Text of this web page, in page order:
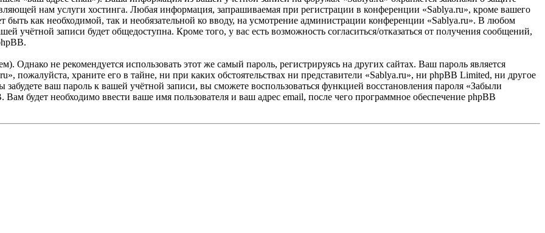
нам услуги хостинга. Любая информация, запрашиваемая при регистрации в конференции «Sablya.ru», кроме вашего
быть как необходимой, так и необязательной ко вводу, на усмотрение администрации конференции «Sablya.ru». В любом
учётной записи будет общедоступна. Кроме того, у вас есть возможность согласиться/отказаться от получения сообщений,
не рекомендуется использовать этот же самый пароль, регистрируясь на других сайтах. Ваш пароль является
пожалуйста, храните его в тайне, ни при каких обстоятельствах ни представители «Sablya.ru», ни phpBB Limited, ни другое
ваш пароль к вашей учётной записи, вы сможете воспользоваться функцией восстановления пароля «Забыли
будет необходимо ввести ваше имя пользователя и ваш адрес email, после чего программное обеспечение phpBB